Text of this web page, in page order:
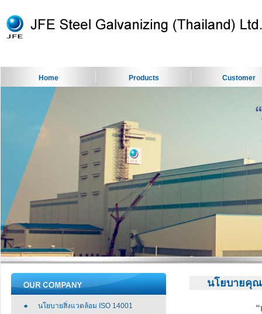
Home Products Customer
นโยบายสิ่งแวดล้อม ISO 14001
นโยบายคุณ